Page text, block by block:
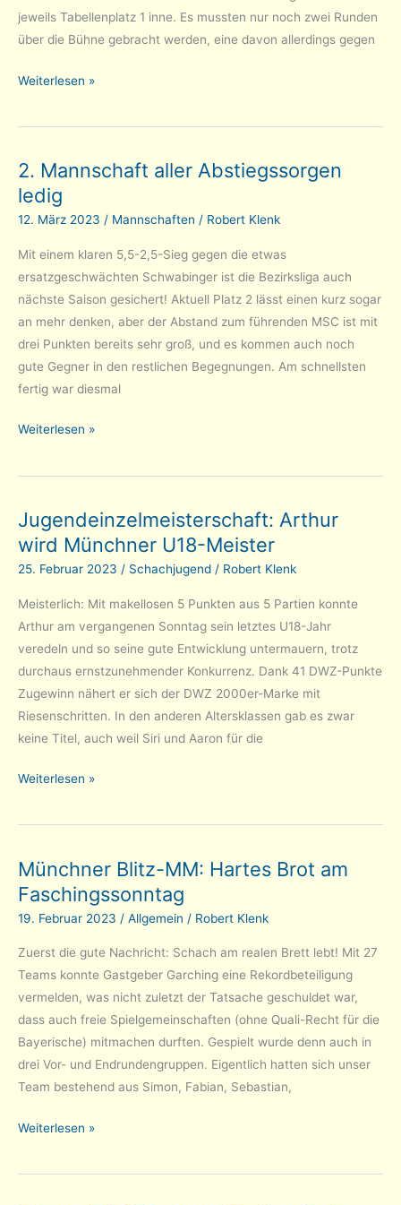
jeweils Tabellenplatz 1 inne. Es mussten nur noch zwei Runden
über die Bühne gebracht werden, eine davon allerdings gegen
Tarrasch
gewinnt
U20
Landesliga
Süd
Aufstieg
in
Bayernliga
möglich!
Weiterlesen »
2. Mannschaft aller Abstiegssorgen
ledig
12. März 2023 / Mannschaften / Robert Klenk
Mit einem klaren 5,5-2,5-Sieg gegen die etwas
ersatzgeschwächten Schwabinger ist die Bezirksliga auch
nächste Saison gesichert! Aktuell Platz 2 lässt einen kurz sogar
an mehr denken, aber der Abstand zum führenden MSC ist mit
drei Punkten bereits sehr groß, und es kommen auch noch
gute Gegner in den restlichen Begegnungen. Am schnellsten
fertig war diesmal
2.
aller
ledig
Weiterlesen »
Jugendeinzelmeisterschaft: Arthur
wird Münchner U18-Meister
25. Februar 2023 / Schachjugend / Robert Klenk
Meisterlich: Mit makellosen 5 Punkten aus 5 Partien konnte
Arthur am vergangenen Sonntag sein letztes U18-Jahr
veredeln und so seine gute Entwicklung untermauern, trotz
durchaus ernstzunehmender Konkurrenz. Dank 41 DWZ-Punkte
Zugewinn nähert er sich der DWZ 2000er-Marke mit
Riesenschritten. In den anderen Altersklassen gab es zwar
keine Titel, auch weil Siri und Aaron für die
Jugendeinzelmeisterschaft:
wird
U18-
Meister
Weiterlesen »
Münchner Blitz-MM: Hartes Brot am
Faschingssonntag
19. Februar 2023 / Allgemein / Robert Klenk
Zuerst die gute Nachricht: Schach am realen Brett lebt! Mit 27
Teams konnte Gastgeber Garching eine Rekordbeteiligung
vermelden, was nicht zuletzt der Tatsache geschuldet war,
dass auch freie Spielgemeinschaften (ohne Quali-Recht für die
Bayerische) mitmachen durften. Gespielt wurde denn auch in
drei Vor- und Endrundengruppen. Eigentlich hatten sich unser
Team bestehend aus Simon, Fabian, Sebastian,
Münchner
MM:
Weiterlesen »